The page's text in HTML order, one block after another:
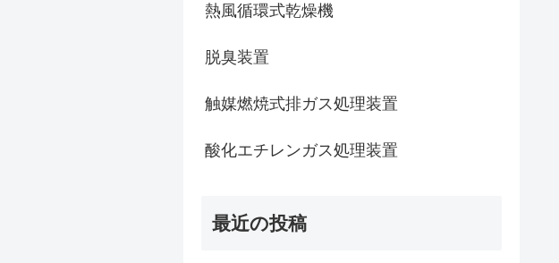
熱風循環式乾燥機
脱臭装置
触媒燃焼式排ガス処理装置
酸化エチレンガス処理装置
最近の投稿